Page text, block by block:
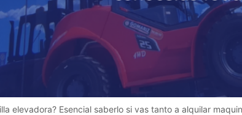
elevadora? Esencial saberlo si vas tanto a alquilar